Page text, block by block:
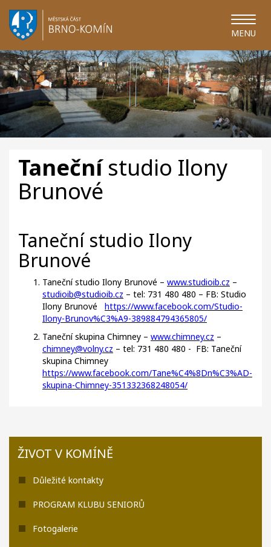
MENU
Tanečnístudio Ilony
Brunové
Taneční studio Ilony
Brunové
Taneční studio Ilony Brunové – www.studioib.cz –
studioib@studioib.cz – tel: 731 480 480 – FB: Studio
Ilony Brunové https://www.facebook.com/Studio-
Ilony-Brunov%C3%A9-389884794365805/
Taneční skupina Chimney – www.chimney.cz –
chimney@volny.cz – tel: 731 480 480 - FB: Taneční
skupina Chimney
https://www.facebook.com/Tane%C4%8Dn%C3%AD-
skupina-Chimney-351332368248054/
ŽIVOT V KOMÍNĚ
Důležité kontakty
PROGRAM KLUBU SENIORŮ
Fotogalerie